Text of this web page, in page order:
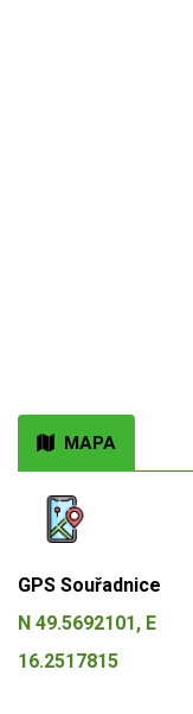
MAPA
GPS Souřadnice
N 49.5692101, E
16.2517815